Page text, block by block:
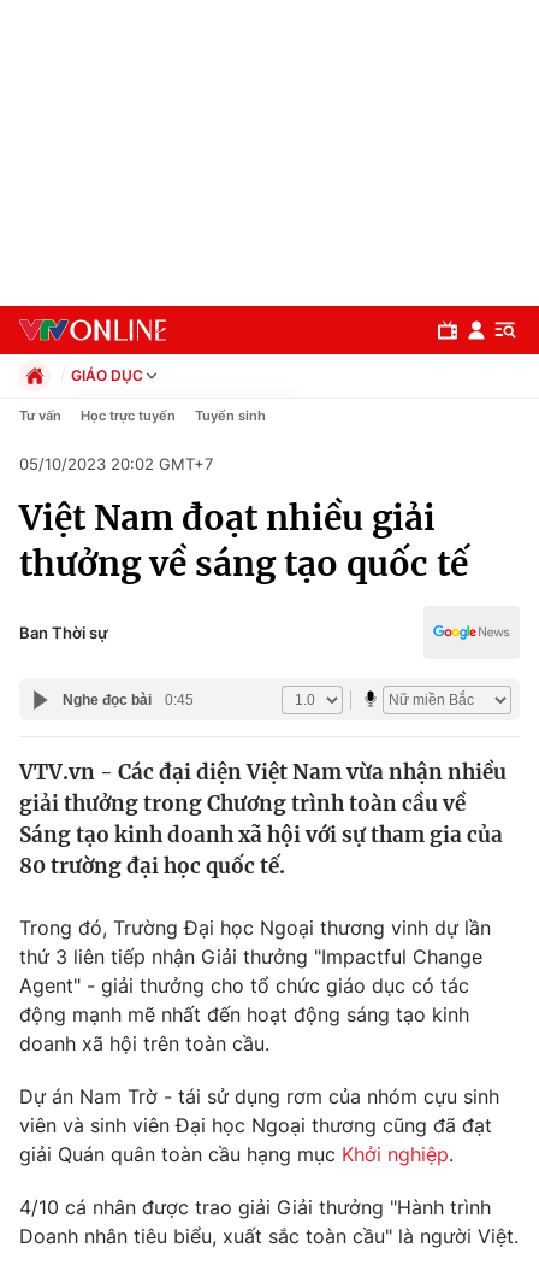
Chuyên mục
Chính trị
Pháp luật
Thế giới
Tin tức
Thế giới đó đây
Câu chuyện quốc tế
Tài chính
Thị trường
Góc doanh nghiệp
Dữ liệu và đời sống
Truyền hình
Phim VTV
Hậu trường
Khán giả
Giải trí
Điện ảnh
Âm nhạc
Sao
Du lịch
Giáo dục
GIÁO DỤC
Chính trị
Pháp luật
Kinh tế
Thể thao
Truyền hình
Y tế
Công nghệ
Tư vấn Học trực tuyến Tuyển sinh
05/10/2023 20:02 GMT+7
Việt Nam đoạt nhiều giải
thưởng về sáng tạo quốc tế
Ban Thời sự
Nghe đọc bài 0:45
VTV.vn - Các đại diện Việt Nam vừa nhận nhiều
giải thưởng trong Chương trình toàn cầu về
Sáng tạo kinh doanh xã hội với sự tham gia của
80 trường đại học quốc tế.
Trong đó, Trường Đại học Ngoại thương vinh dự lần
thứ 3 liên tiếp nhận Giải thưởng "Impactful Change
Agent" - giải thưởng cho tổ chức giáo dục có tác
động mạnh mẽ nhất đến hoạt động sáng tạo kinh
doanh xã hội trên toàn cầu.
Dự án Nam Trờ - tái sử dụng rơm của nhóm cựu sinh
viên và sinh viên Đại học Ngoại thương cũng đã đạt
giải Quán quân toàn cầu hạng mục Khởi nghiệp.
4/10 cá nhân được trao giải Giải thưởng "Hành trình
Doanh nhân tiêu biểu, xuất sắc toàn cầu" là người Việt.